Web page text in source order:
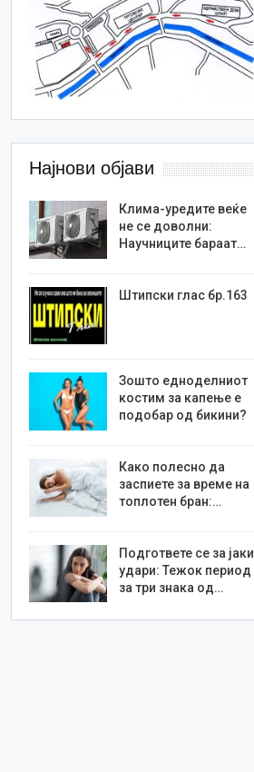
Најнови објави
Клима-уредите веќе
не се доволни:
Научниците бараат…
Штипски глас бр.163
Зошто едноделниот
костим за капење е
подобар од бикини?
Како полесно да
заспиете за време на
топлотен бран:…
Подгответе се за јаки
удари: Тежок период
за три знака од…